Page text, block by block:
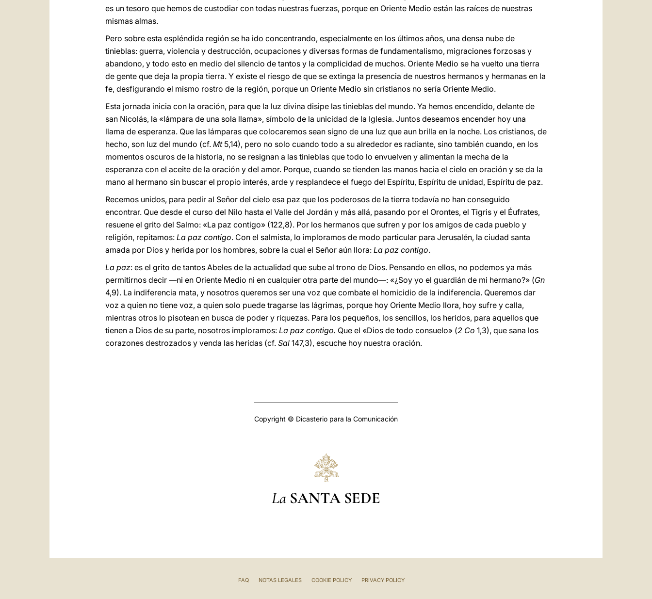
es un tesoro que hemos de custodiar con todas nuestras fuerzas, porque en Oriente Medio están las raíces de nuestras
mismas almas.
Pero sobre esta espléndida región se ha ido concentrando, especialmente en los últimos años, una densa nube de
tinieblas: guerra, violencia y destrucción, ocupaciones y diversas formas de fundamentalismo, migraciones forzosas y
abandono, y todo esto en medio del silencio de tantos y la complicidad de muchos. Oriente Medio se ha vuelto una tierra
de gente que deja la propia tierra. Y existe el riesgo de que se extinga la presencia de nuestros hermanos y hermanas en la
fe, desfigurando el mismo rostro de la región, porque un Oriente Medio sin cristianos no sería Oriente Medio.
Esta jornada inicia con la oración, para que la luz divina disipe las tinieblas del mundo. Ya hemos encendido, delante de
san Nicolás, la «lámpara de una sola llama», símbolo de la unicidad de la Iglesia. Juntos deseamos encender hoy una
llama de esperanza. Que las lámparas que colocaremos sean signo de una luz que aun brilla en la noche. Los cristianos, de
hecho, son luz del mundo (cf. Mt5,14), pero no solo cuando todo a su alrededor es radiante, sino también cuando, en los
momentos oscuros de la historia, no se resignan a las tinieblas que todo lo envuelven y alimentan la mecha de la
esperanza con el aceite de la oración y del amor. Porque, cuando se tienden las manos hacia el cielo en oración y se da la
mano al hermano sin buscar el propio interés, arde y resplandece el fuego del Espíritu, Espíritu de unidad, Espíritu de paz.
Recemos unidos, para pedir al Señor del cielo esa paz que los poderosos de la tierra todavía no han conseguido
encontrar. Que desde el curso del Nilo hasta el Valle del Jordán y más allá, pasando por el Orontes, el Tigris y el Éufrates,
resuene el grito del Salmo: «La paz contigo» (122,8). Por los hermanos que sufren y por los amigos de cada pueblo y
religión, repitamos: La paz contigo. Con el salmista, lo imploramos de modo particular para Jerusalén, la ciudad santa
amada por Dios y herida por los hombres, sobre la cual el Señor aún llora: La paz contigo.
La paz: es el grito de tantos Abeles de la actualidad que sube al trono de Dios. Pensando en ellos, no podemos ya más
permitirnos decir ―ni en Oriente Medio ni en cualquier otra parte del mundo―: «¿Soy yo el guardián de mi hermano?» (Gn
4,9). La indiferencia mata, y nosotros queremos ser una voz que combate el homicidio de la indiferencia. Queremos dar
voz a quien no tiene voz, a quien solo puede tragarse las lágrimas, porque hoy Oriente Medio llora, hoy sufre y calla,
mientras otros lo pisotean en busca de poder y riquezas. Para los pequeños, los sencillos, los heridos, para aquellos que
tienen a Dios de su parte, nosotros imploramos: La paz contigo. Que el «Dios de todo consuelo» (2 Co 1,3), que sana los
corazones destrozados y venda las heridas (cf. Sal 147,3), escuche hoy nuestra oración.
Copyright © Dicasterio para la Comunicación
La SANTA SEDE
FAQ NOTAS LEGALES COOKIE POLICY PRIVACY POLICY